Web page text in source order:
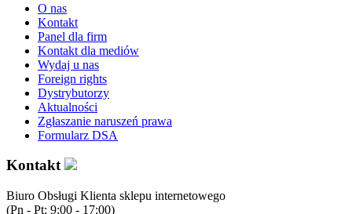
O nas
Kontakt
Panel dla firm
Kontakt dla mediów
Wydaj u nas
Foreign rights
Dystrybutorzy
Aktualności
Zgłaszanie naruszeń prawa
Formularz DSA
Kontakt
Biuro Obsługi Klienta sklepu internetowego
(Pn - Pt: 9:00 - 17:00)